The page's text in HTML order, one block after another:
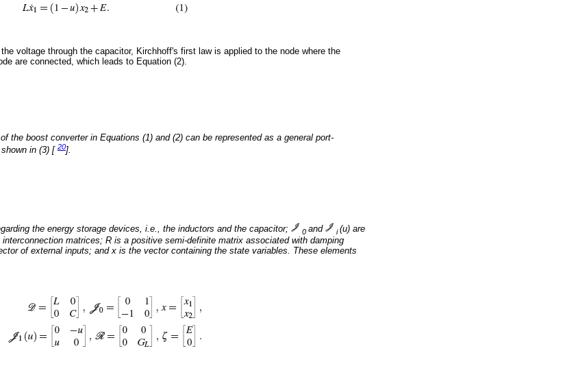
voltage through the capacitor, Kirchhoff's first law is applied to the node where the
are connected, which leads to Equation (2).
the boost converter in Equations (1) and (2) can be represented as a general port-
in (3) [ 20].
the energy storage devices, i.e., the inductors and the capacitor; 0 and i (u) are
matrices; R is a positive semi-definite matrix associated with damping
of external inputs; and x is the vector containing the state variables. These elements